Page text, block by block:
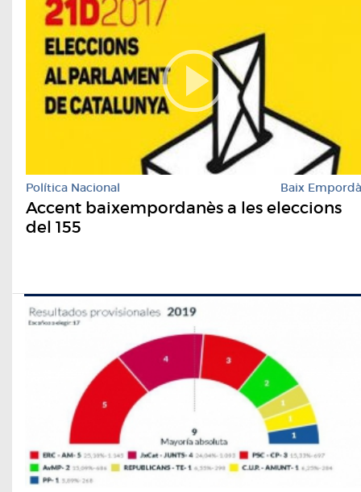
Política Nacional Baix Empordà
Accent baixempordanès a les eleccions
del 155